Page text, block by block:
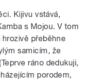
Kijivu vstává,
s Mojou. V tom
přeběhne
samicím, že
ráno dedukuji,
porodem,